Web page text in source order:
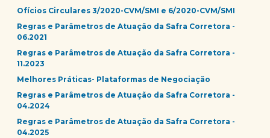
Ofícios Circulares 3/2020-CVM/SMI e 6/2020-CVM/SMI
Regras e Parâmetros de Atuação da Safra Corretora -
06.2021
Regras e Parâmetros de Atuação da Safra Corretora -
11.2023
Melhores Práticas- Plataformas de Negociação
Regras e Parâmetros de Atuação da Safra Corretora -
04.2024
Regras e Parâmetros de Atuação da Safra Corretora -
04.2025